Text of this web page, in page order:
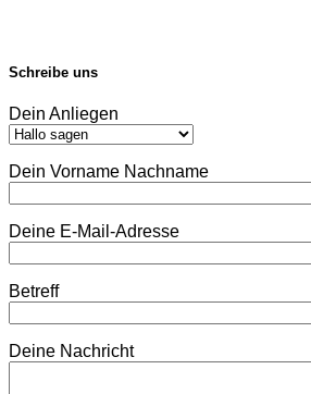
Schreibe uns
Dein Anliegen
Dein Vorname Nachname
Deine E-Mail-Adresse
Betreff
Deine Nachricht